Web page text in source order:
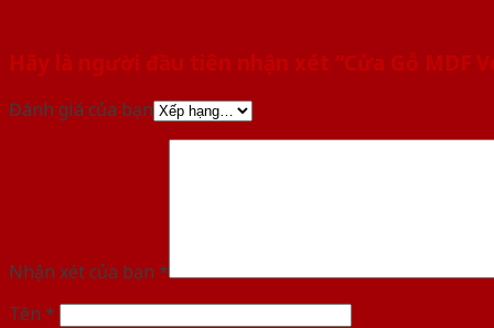
Hãy là người đầu tiên nhận xét “Cửa Gỗ MDF
Đánh giá của bạn
Nhận xét của bạn *
Tên *